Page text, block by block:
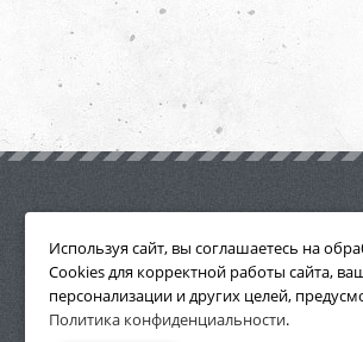
СМОТРЕТЬ ВСЕ
Используя сайт, вы соглашаетесь на
Cookies для корректной работы сайта,
персонализации и других целей,
Политика конфиденциальности.